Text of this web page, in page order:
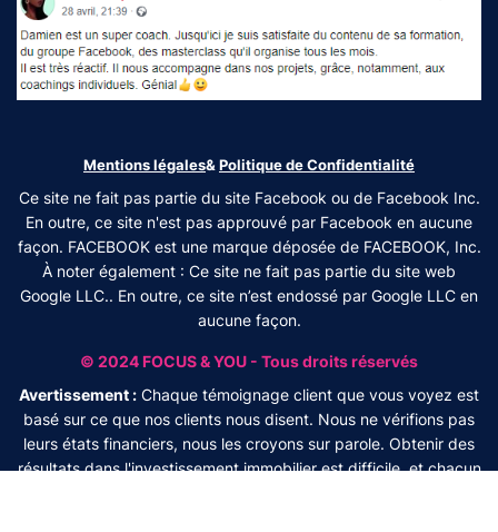
Mentions légales& Politique de Confidentialité
Ce site ne fait pas partie du site Facebook ou de Facebook Inc.
En outre, ce site n'est pas approuvé par Facebook en aucune
façon. FACEBOOK est une marque déposée de FACEBOOK, Inc.
À noter également : Ce site ne fait pas partie du site web
Google LLC.. En outre, ce site n’est endossé par Google LLC en
aucune façon.
© 2024 FOCUS & YOU - Tous droits réservés
Avertissement : Chaque témoignage client que vous voyez est
basé sur ce que nos clients nous disent. Nous ne vérifions pas
leurs états financiers, nous les croyons sur parole. Obtenir des
résultats dans l'investissement immobilier est difficile, et chacun